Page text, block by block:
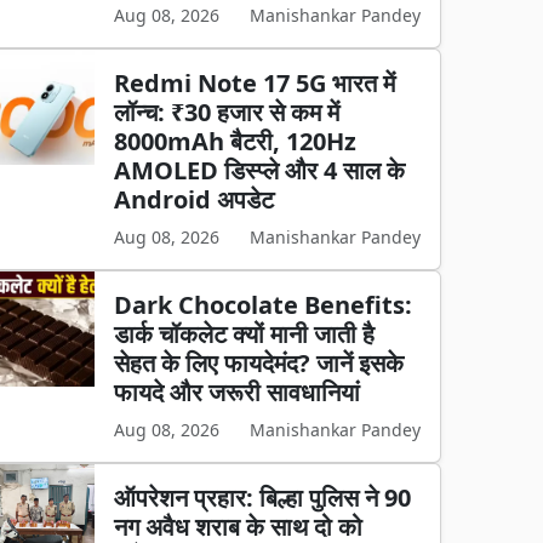
Aug 08, 2026 Manishankar Pandey
Redmi Note 17 5G भारत में
लॉन्च: ₹30 हजार से कम में
8000mAh बैटरी, 120Hz
AMOLED डिस्प्ले और 4 साल के
Android अपडेट
Aug 08, 2026 Manishankar Pandey
Dark Chocolate Benefits:
डार्क चॉकलेट क्यों मानी जाती है
सेहत के लिए फायदेमंद? जानें इसके
फायदे और जरूरी सावधानियां
Aug 08, 2026 Manishankar Pandey
ऑपरेशन प्रहार: बिल्हा पुलिस ने 90
नग अवैध शराब के साथ दो को